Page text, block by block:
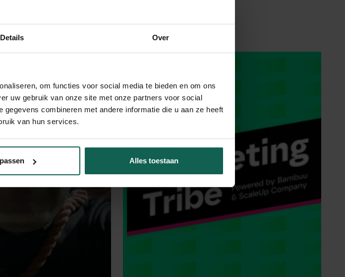
Details Over
om functies voor social media te bieden en om ons
uw gebruik van onze site met onze partners voor social
combineren met andere informatie die u aan ze heeft
van hun services.
Alles toestaan